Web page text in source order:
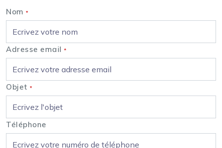
Nom *
Adresse email *
Objet *
Téléphone